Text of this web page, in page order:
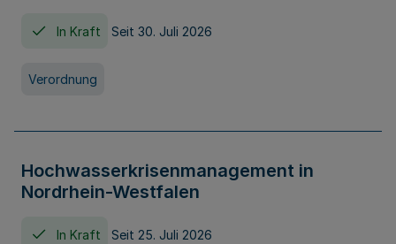
In Kraft Seit 30. Juli 2026
Verordnung
Hochwasserkrisenmanagement in
Nordrhein-Westfalen
In Kraft Seit 25. Juli 2026